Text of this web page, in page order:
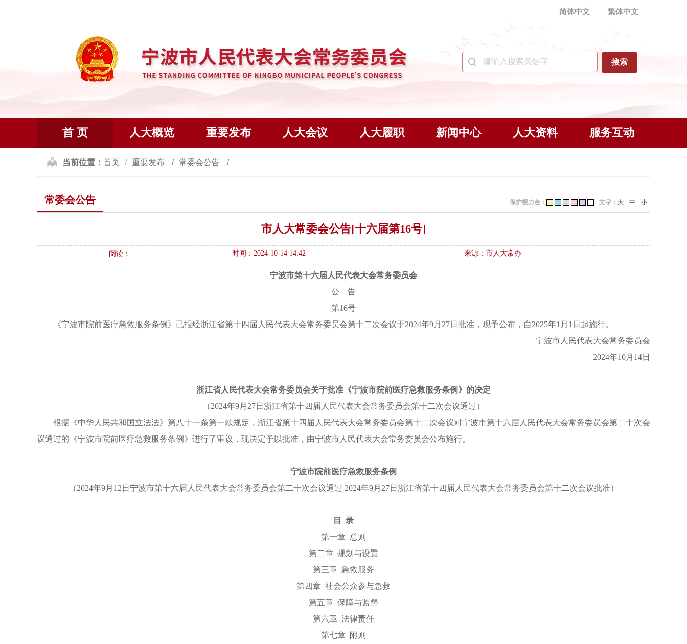
简体中文 繁体中文
首 页 人大概览 重要发布 人大会议 人大履职 新闻中心 人大资料 服务互动
当前位置： 首页 重要发布 常委会公告
常委会公告 文字： 大 中 小
保护视力色：
市人大常委会公告[十六届第16号]
阅读： 时间：2024-10-14 14:42 来源：市人大常办
宁波市第十六届人民代表大会常务委员会
公 告
第16号
《宁波市院前医疗急救服务条例》已报经浙江省第十四届人民代表大会常务委员会第十二次会议于2024年9月27日批准，现予公布，自2025年1月1日起施行。
宁波市人民代表大会常务委员会
2024年10月14日
浙江省人民代表大会常务委员会关于批准《宁波市院前医疗急救服务条例》的决定
（2024年9月27日浙江省第十四届人民代表大会常务委员会第十二次会议通过）
根据《中华人民共和国立法法》第八十一条第一款规定，浙江省第十四届人民代表大会常务委员会第十二次会议对宁波市第十六届人民代表大会常务委员会第二十次会
议通过的《宁波市院前医疗急救服务条例》进行了审议，现决定予以批准，由宁波市人民代表大会常务委员会公布施行。
宁波市院前医疗急救服务条例
（2024年9月12日宁波市第十六届人民代表大会常务委员会第二十次会议通过 2024年9月27日浙江省第十四届人民代表大会常务委员会第十二次会议批准）
目 录
第一章 总则
第二章 规划与设置
第三章 急救服务
第四章 社会公众参与急救
第五章 保障与监督
第六章 法律责任
第七章 附则